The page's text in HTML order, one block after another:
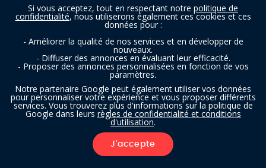
FILTRES
Restaurant à Heusy (Verviers) - À 7,1 km
Si vous acceptez, tout en respectant notre politique de
confidentialité, nous utiliserons également ces cookies et ces
données pour :
- Améliorer la qualité de nos services et en développer de
nouveaux.
- Diffuser des annonces en évaluant leur efficacité.
- Proposer des annonces personnalisées en fonction de vos
paramètres.
Notre partenaire Google peut également utiliser vos données
pour personnaliser votre expérience et vous proposer différents
services. Vous trouverez plus d'informations sur la politique de
Google dans leurs règles de confidentialité et conditions
d'utilisation.
J'accepte